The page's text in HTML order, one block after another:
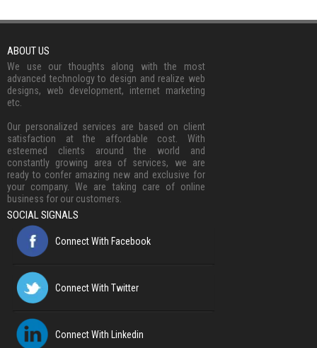
ABOUT US
We use our thoughts along with the most
advanced technology to design and realize web
designs, web development, internet marketing
etc.
Our personalized services are based on client
satisfaction at the affordable cost. With
esteemed clients around the world and
constantly growing area of services, we are
ready to confer amazing new and exclusive for
your company. We are taking care of online
business for our customers.
SOCIAL SIGNALS
Connect With Facebook
Connect With Twitter
Connect With Linkedin